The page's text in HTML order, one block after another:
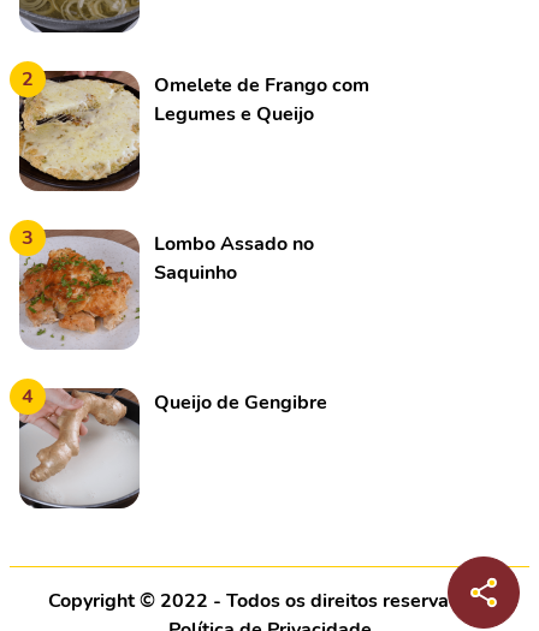
2
Omelete de Frango com
Legumes e Queijo
3
Lombo Assado no
Saquinho
4 Queijo de Gengibre
Copyright © 2022 - Todos os direitos reservados |